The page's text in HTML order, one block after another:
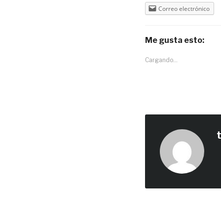
Correo electrónico
Me gusta esto:
Cargando...